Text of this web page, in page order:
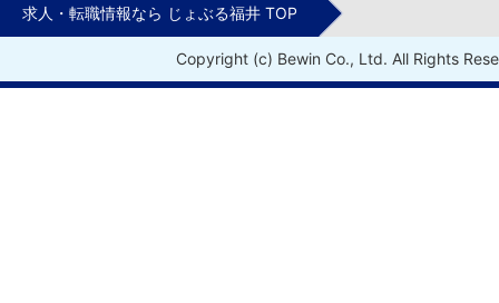
求人・転職情報なら じょぶる福井 TOP
Copyright (c) Bewin Co., Ltd. All Rights